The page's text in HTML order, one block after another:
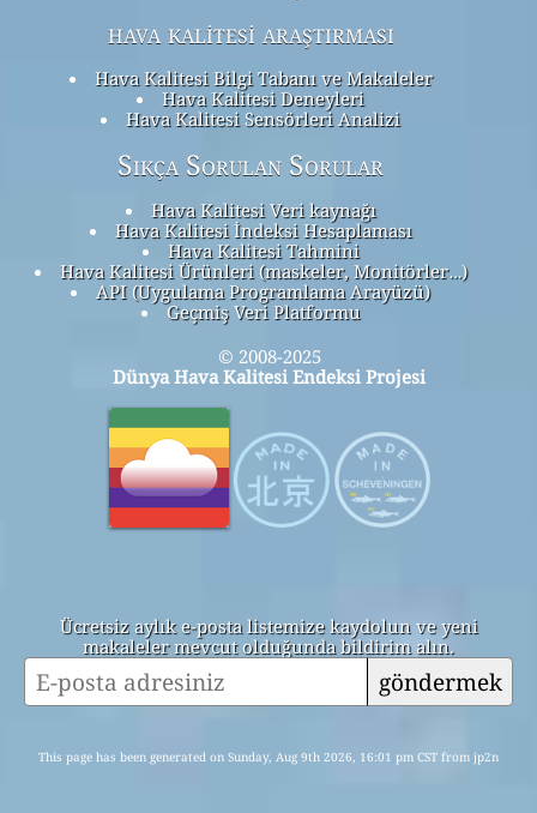
hava kalitesi araştırması
Hava Kalitesi Bilgi Tabanı ve Makaleler
Hava Kalitesi Deneyleri
Hava Kalitesi Sensörleri Analizi
Sıkça Sorulan Sorular
Hava Kalitesi Veri kaynağı
Hava Kalitesi İndeksi Hesaplaması
Hava Kalitesi Tahmini
Hava Kalitesi Ürünleri (maskeler, Monitörler…)
API (Uygulama Programlama Arayüzü)
Geçmiş Veri Platformu
© 2008-2025
Dünya Hava Kalitesi Endeksi Projesi
Ücretsiz aylık e-posta listemize kaydolun ve yeni
makaleler mevcut olduğunda bildirim alın.
göndermek
This page has been generated on Sunday, Aug 9th 2026, 16:01 pm CST from jp2n